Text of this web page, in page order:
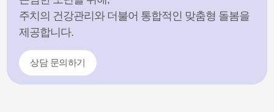
주치의 건강관리와 더불어 통합적인 맞춤형 돌봄을
제공합니다.
상담 문의하기